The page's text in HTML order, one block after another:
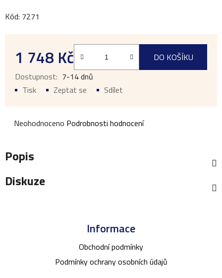
Kód: 7271
1 748 Kč
Měrná cena:
DO KOŠÍKU
7-14 dnů
Tisk
Zeptat se Sdílet
Průměrné
produktu
je
0,0
Neohodnoceno Podrobnosti hodnocení
Popis
Diskuze
Informace
Obchodní podmínky
Podmínky ochrany osobních údajů